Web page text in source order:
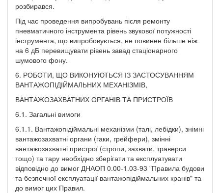
розбирався.
Під час проведення випробувань після ремонту
пневматичного інструмента рівень звукової потужності
інструмента, що випробовується, не повинен більше ніж
на 6 дБ перевищувати рівень завад стаціонарного
шумового фону.
6. РОБОТИ, ЩО ВИКОНУЮТЬСЯ ІЗ ЗАСТОСУВАННЯМ
ВАНТАЖОПІДІЙМАЛЬНИХ МЕХАНІЗМІВ,
ВАНТАЖОЗАХВАТНИХ ОРГАНІВ ТА ПРИСТРОЇВ
6.1. Загальні вимоги
6.1.1. Вантажопідіймальні механізми (талі, лебідки), знімні
вантажозахватні органи (гаки, грейфери), змінні
вантажозахватні пристрої (стропи, захвати, траверси
тощо) та тару необхідно зберігати та експлуатувати
відповідно до вимог ДНАОП 0.00-1.03-93 "Правила будови
та безпечної експлуатації вантажопідіймальних кранів" та
до вимог цих Правил.